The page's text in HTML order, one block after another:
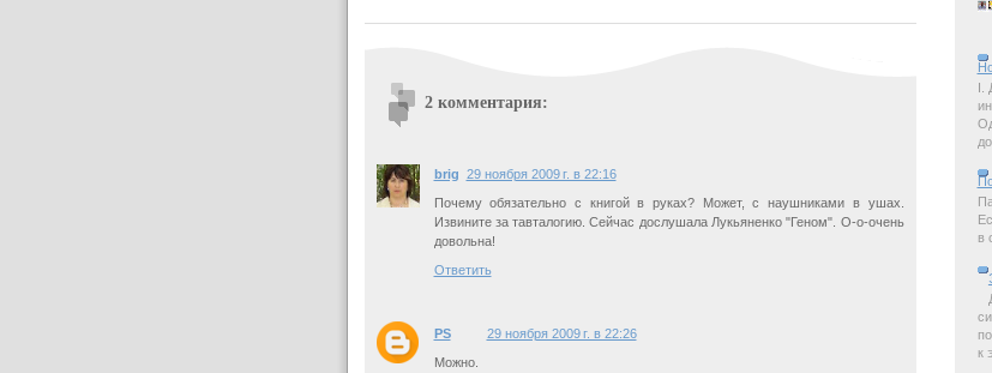
2 комментария:
brig 29 ноября 2009 г. в 22:16
Почему обязательно с книгой в руках? Может, с наушниками в ушах.
Извините за тавталогию. Сейчас дослушала Лукьяненко "Геном". О-о-очень
довольна!
Ответить
PS
29 ноября 2009 г. в 22:26
Можно.
I.
в
к